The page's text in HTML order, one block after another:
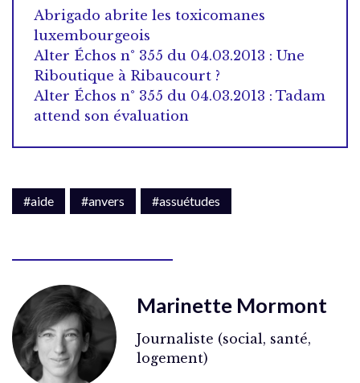
Abrigado abrite les toxicomanes
luxembourgeois
Alter Échos n° 355 du 04.03.2013 : Une
Riboutique à Ribaucourt ?
Alter Échos n° 355 du 04.03.2013 : Tadam
attend son évaluation
#aide #anvers #assuétudes
Marinette Mormont
Journaliste (social, santé,
logement)